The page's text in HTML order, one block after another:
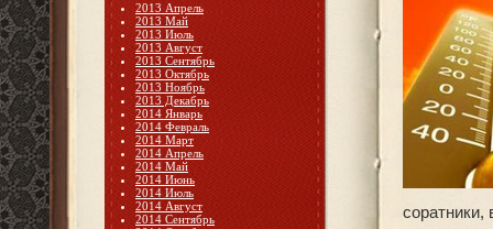
2013 Апрель
2013 Май
2013 Июль
2013 Август
2013 Сентябрь
2013 Октябрь
2013 Ноябрь
2013 Декабрь
2014 Январь
2014 Февраль
2014 Март
2014 Апрель
2014 Май
2014 Июнь
2014 Июль
2014 Август
2014 Сентябрь
соратники,